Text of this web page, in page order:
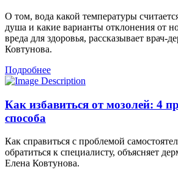
О том, вода какой температуры
душа и какие варианты отклонения от
вреда для здоровья, рассказывает врач-
Ковтунова.
Подробнее
Как избавиться от мозолей: 4
способа
Как справиться с проблемой
обратиться к специалисту, объясняет
Елена Ковтунова.